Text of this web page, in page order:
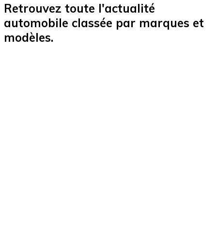
Retrouvez toute l'actualité
automobile classée par marques et
modèles.